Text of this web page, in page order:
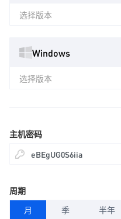
选择版本
Windows
选择版本
主机密码
周期
月
季 半年